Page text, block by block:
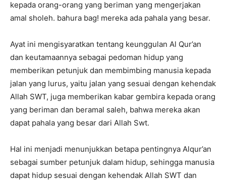
kepada orang-orang yang beriman yang mengerjakan
amal sholeh. bahura bag! mereka ada pahala yang besar.
Ayat ini mengisyaratkan tentang keunggulan Al Qur’an
dan keutamaannya sebagai pedoman hidup yang
memberikan petunjuk dan membimbing manusia kepada
jalan yang lurus, yaitu jalan yang sesuai dengan kehendak
Allah SWT, juga memberikan kabar gembira kepada orang
yang beriman dan beramal saleh, bahwa mereka akan
dapat pahala yang besar dari Allah Swt.
Hal ini menjadi menunjukkan betapa pentingnya Alqur’an
sebagai sumber petunjuk dalam hidup, sehingga manusia
dapat hidup sesuai dengan kehendak Allah SWT dan